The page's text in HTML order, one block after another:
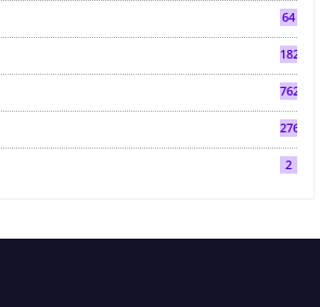
64
182
7624
2763
2